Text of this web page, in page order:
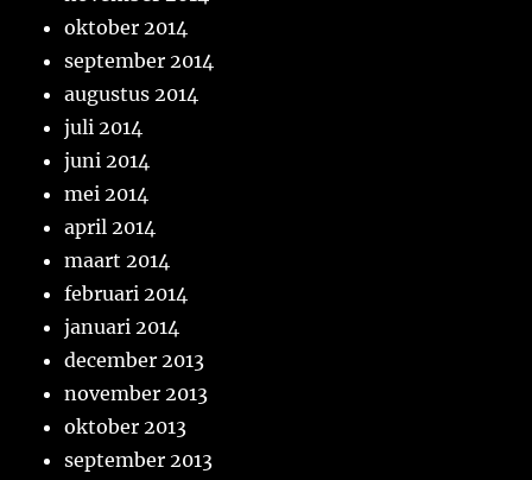
oktober 2014
september 2014
augustus 2014
juli 2014
juni 2014
mei 2014
april 2014
maart 2014
februari 2014
januari 2014
december 2013
november 2013
oktober 2013
september 2013